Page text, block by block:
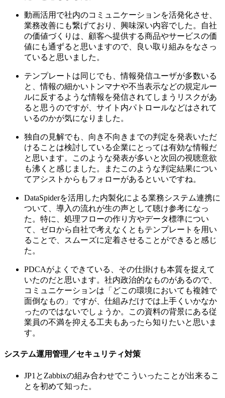
動画活用で社内のコミュニケーションを活発化させ、
業務改善にも繋げており、興味深い内容でした。自社
の価値づくりは、顧客へ提供する商品やサービスの価
値にも通ずると思いますので、良い取り組みをなさっ
ていると思いました。
テンプレートは同じでも、情報発信ユーザが多数いる
と、情報の細かいトンマナや不当表示などの規定ルー
ルに反するような情報を発信されてしまうリスクがあ
ると思うのですが、サイト内パトロールなどはされて
いるのかが気になりました。
独自の見解でも、向き不向きまでの判定を発表いただ
けることは検討している企業にとっては有効な情報だ
と思います。このような発表が多いと次回の視聴意欲
も沸くと感じました。またこのような判定結果につい
てアシストからもフォローがあるといいですね。
DataSpiderを活用した内製化による業務システム連携に
ついて、導入の流れが生の声として聴け参考になっ
た。特に、処理フローの作り方やデータ標準につい
て、ゼロから自社で考えなくともテンプレートを用い
ることで、スムーズに定着させることができると感じ
た。
PDCAがよくできている、その仕掛けも本質を捉えて
いたのだと思います。社内政治的なものがあるので、
コミュニケーションは「どこの環境においても複雑で
面倒なもの」ですが、仕組みだけでは上手くいかなか
ったのではないでしょうか。この資料の背景にある従
業員の不満を抑える工夫もあったら知りたいと思いま
す。
システム運用管理／セキュリティ対策
JP1とZabbixの組み合わせでこういったことが出来るこ
とを初めて知った。